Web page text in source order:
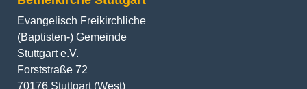
Evangelisch Freikirchliche
(Baptisten-) Gemeinde
Stuttgart e.V.
Forststraße 72
70176 Stuttgart (West)